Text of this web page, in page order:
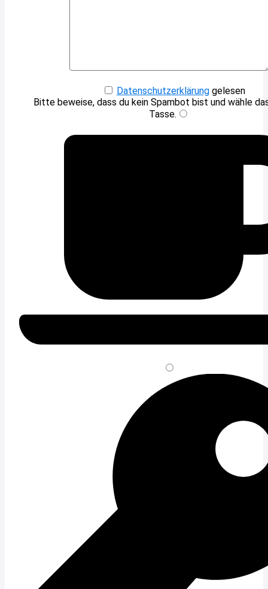
Datenschutzerklärunggelesen
Bitte beweise, dass du kein Spambot bist und wähle
Tasse.